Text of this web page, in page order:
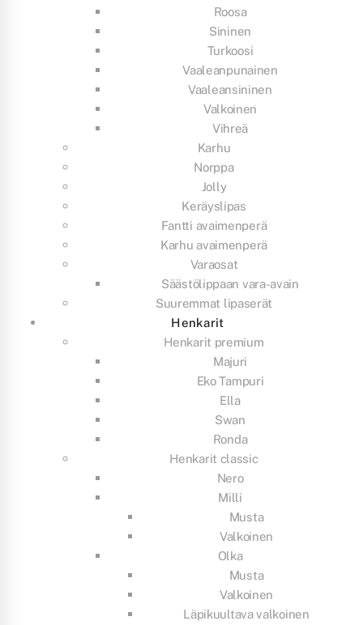
Roosa
Sininen
Turkoosi
Vaaleanpunainen
Vaaleansininen
Valkoinen
Vihreä
Karhu
Norppa
Jolly
Keräyslipas
Fantti avaimenperä
Karhu avaimenperä
Varaosat
Säästölippaan vara-avain
Suuremmat lipaserät
Henkarit
Henkarit premium
Majuri
Eko Tampuri
Ella
Swan
Ronda
Henkarit classic
Nero
Milli
Musta
Valkoinen
Olka
Musta
Valkoinen
Läpikuultava valkoinen